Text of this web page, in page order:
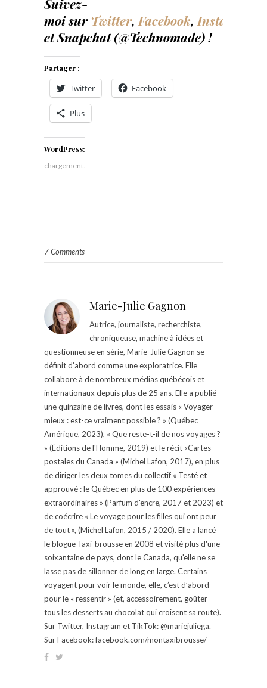
moi sur Twitter, Facebook, Instagram
et Snapchat (@Technomade) !
Partager :
Twitter Facebook
Plus
WordPress:
chargement…
7 Comments
Marie-Julie Gagnon
Autrice, journaliste, recherchiste,
chroniqueuse, machine à idées et
questionneuse en série, Marie-Julie Gagnon se
définit d’abord comme une exploratrice. Elle
collabore à de nombreux médias québécois et
internationaux depuis plus de 25 ans. Elle a publié
une quinzaine de livres, dont les essais « Voyager
mieux : est-ce vraiment possible ? » (Québec
Amérique, 2023), « Que reste-t-il de nos voyages ?
» (Éditions de l'Homme, 2019) et le récit «Cartes
postales du Canada » (Michel Lafon, 2017), en plus
de diriger les deux tomes du collectif « Testé et
approuvé : le Québec en plus de 100 expériences
extraordinaires » (Parfum d'encre, 2017 et 2023) et
de coécrire « Le voyage pour les filles qui ont peur
de tout », (Michel Lafon, 2015 / 2020). Elle a lancé
le blogue Taxi-brousse en 2008 et visité plus d'une
soixantaine de pays, dont le Canada, qu'elle ne se
lasse pas de sillonner de long en large. Certains
voyagent pour voir le monde, elle, c’est d’abord
pour le « ressentir » (et, accessoirement, goûter
tous les desserts au chocolat qui croisent sa route).
Sur Twitter, Instagram et TikTok: @mariejuliega.
Sur Facebook: facebook.com/montaxibrousse/